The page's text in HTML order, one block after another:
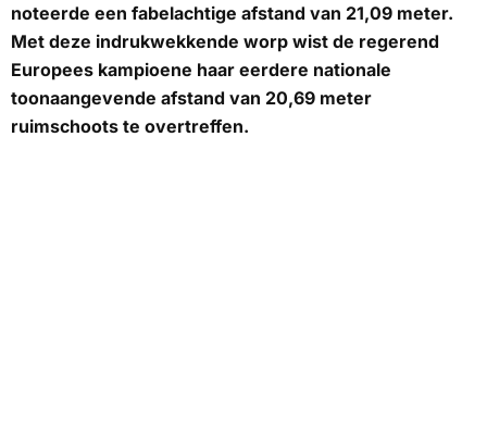
noteerde een fabelachtige afstand van 21,09 meter.
Met deze indrukwekkende worp wist de regerend
Europees kampioene haar eerdere nationale
toonaangevende afstand van 20,69 meter
ruimschoots te overtreffen.